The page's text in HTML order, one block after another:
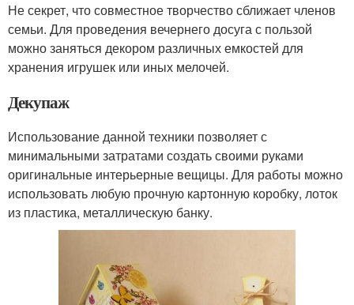
Не секрет, что совместное творчество сближает членов
семьи. Для проведения вечернего досуга с пользой
можно заняться декором различных емкостей для
хранения игрушек или иных мелочей.
Декупаж
Использование данной техники позволяет с
минимальными затратами создать своими руками
оригинальные интерьерные вещицы. Для работы можно
использовать любую прочную картонную коробку, лоток
из пластика, металлическую банку.